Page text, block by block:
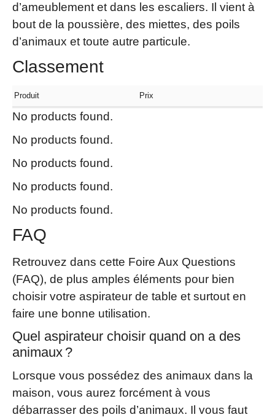
d’ameublement et dans les escaliers. Il vient à
bout de la poussière, des miettes, des poils
d’animaux et toute autre particule.
Classement
Produit Prix
No products found.
No products found.
No products found.
No products found.
No products found.
FAQ
Retrouvez dans cette Foire Aux Questions
(FAQ), de plus amples éléments pour bien
choisir votre aspirateur de table et surtout en
faire une bonne utilisation.
Quel aspirateur choisir quand on a des
animaux ?
Lorsque vous possédez des animaux dans la
maison, vous aurez forcément à vous
débarrasser des poils d’animaux. Il vous faut